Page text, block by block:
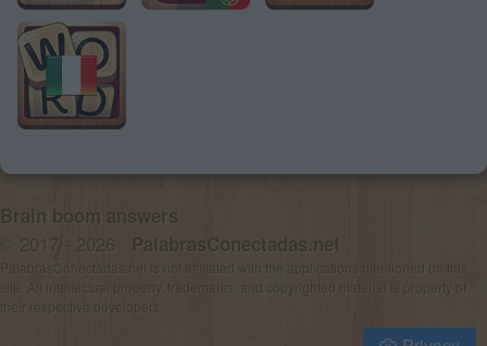
Brain boom answers
© 2017 - 2026 · PalabrasConectadas.net
PalabrasConectadas.net is not affiliated with the applications mentioned on this
site. All intellectual property, trademarks, and copyrighted material is property of
their respective developers.